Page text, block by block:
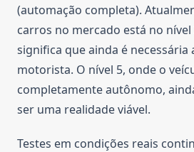
(automação completa).
carros no mercado está no nível
significa que ainda é necessária
motorista. O nível 5, onde o
completamente autônomo,
ser uma realidade viável.
Testes em condições reais